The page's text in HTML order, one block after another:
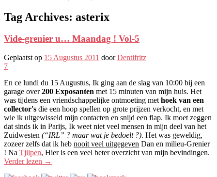
Tag Archives: asterix
Vide-grenier u… Maandag ! Vol-5
Geplaatst op 15 Augustus 2011 doorDentifritz
7
En ce lundi du 15 Augustus, Ik ging aan de slag van 10:00 bij een
garage over200 Exposanten met 15 minuten van mijn huis. Het
was tijdens een vriendschappelijke ontmoeting met hoek van een
collector's die een hoop spellen op grote prijzen verkocht, en met
wie ik uitgewisseld mijn contacten en snijd een flap. Ik moet zeggen
dat sinds ik in Parijs, Ik weet niet veel mensen in mijn deel van het
Zuidwesten (“IRL” ? maar wat je bedoelt ?). Het was geweldig,
zozeer zelfs dat ik heb nooit veel uitgegeven Dan en milieu-Grenier
! Na Tjilpen, Hier is een veel beter overzicht van mijn bevindingen.
Verder lezen →